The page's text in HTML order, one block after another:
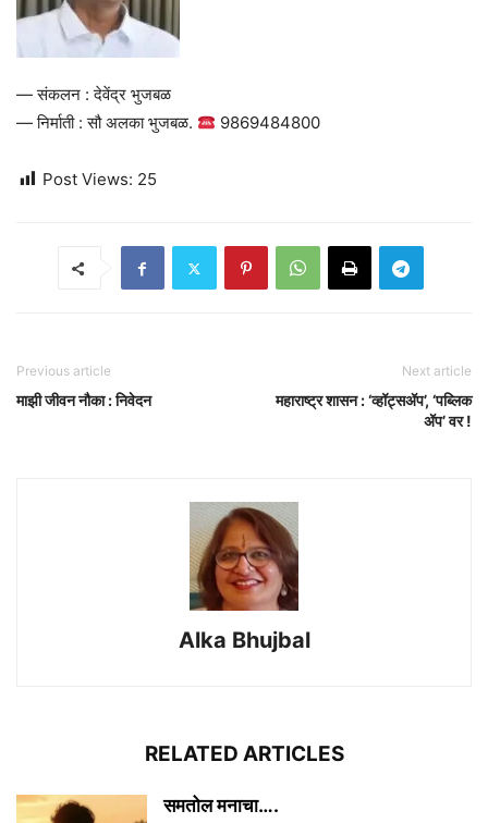
— संकलन : देवेंद्र भुजबळ
— निर्माती : सौ अलका भुजबळ.
9869484800
Post Views: 25
Previous article
माझी जीवन नौका : निवेदन
Next article
महाराष्ट्र शासन : ‘व्हॉट्सॲप’, ‘पब्लिक
ॲप’ वर !
Alka Bhujbal
RELATED ARTICLES
समतोल मनाचा….